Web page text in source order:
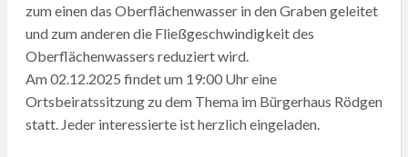
zum einen das Oberflächenwasser in den Graben geleitet
und zum anderen die Fließgeschwindigkeit des
Oberflächenwassers reduziert wird.
Am 02.12.2025 findet um 19:00 Uhr eine
Ortsbeiratssitzung zu dem Thema im Bürgerhaus Rödgen
statt. Jeder interessierte ist herzlich eingeladen.